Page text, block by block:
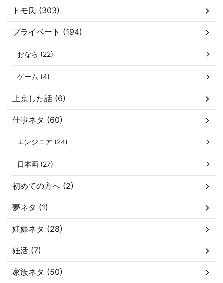
トモ氏 (303)
プライベート (194)
おなら (22)
ゲーム (4)
上京した話 (6)
仕事ネタ (60)
エンジニア (24)
日本画 (27)
初めての方へ (2)
夢ネタ (1)
妊娠ネタ (28)
妊活 (7)
家族ネタ (50)